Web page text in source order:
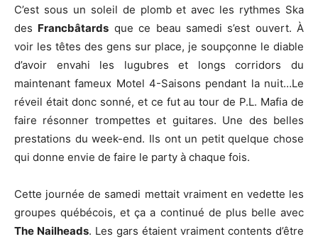
C’est sous un soleil de plomb et avec les rythmes Ska
des Francbâtards que ce beau samedi s’est ouvert. À
voir les têtes des gens sur place, je soupçonne le diable
d’avoir envahi les lugubres et longs corridors du
maintenant fameux Motel 4-Saisons pendant la nuit…Le
réveil était donc sonné, et ce fut au tour de P.L. Mafia de
faire résonner trompettes et guitares. Une des belles
prestations du week-end. Ils ont un petit quelque chose
qui donne envie de faire le party à chaque fois.
Cette journée de samedi mettait vraiment en vedette les
groupes québécois, et ça a continué de plus belle avec
The Nailheads. Les gars étaient vraiment contents d’être